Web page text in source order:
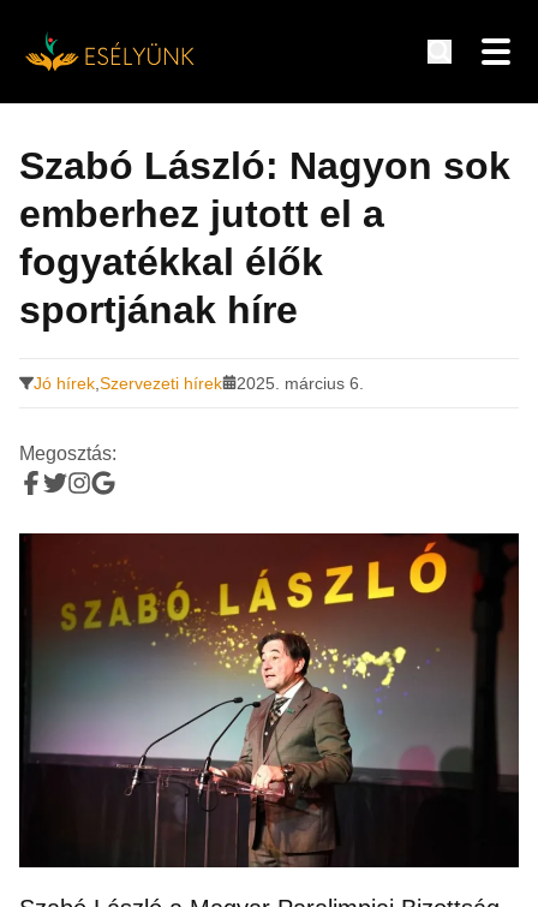
tartalomra
Szabó László: Nagyon sok
emberhez jutott el a
fogyatékkal élők
sportjának híre
Jó hírek Szervezeti hírek 2025. március 6.
Megosztás: